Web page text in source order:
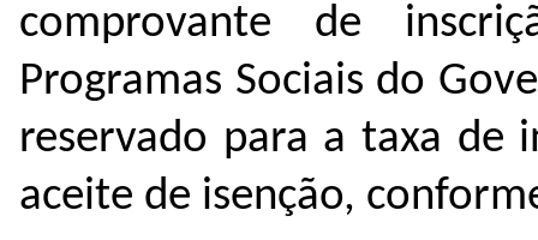
comprovante de
Programas Sociais do
reservado para a taxa de
aceite de isenção,